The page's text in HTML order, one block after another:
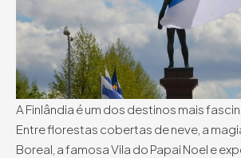
A Finlândia é um dos destinos mais
Entre florestas cobertas de neve, a
Boreal, a famosa Vila do Papai Noel e